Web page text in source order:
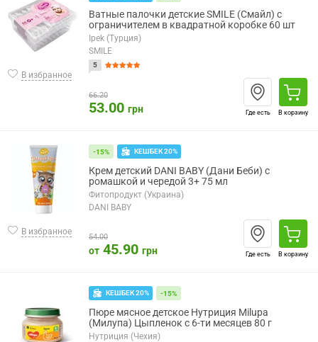
В избранное
Ватные палочки детские SMILE (Смайл) с
ограничителем в квадратной коробке 60 шт
Ipek (Турция)
SMILE
5
66.20
53.00 грн Где есть В корзину
В избранное
-15% КЕШБЕК 20%
Крем детский DANI BABY (Дани Беби) с
ромашкой и чередой 3+ 75 мл
Фитопродукт (Украина)
DANI BABY
54.00
от 45.90 грн Где есть В корзину
КЕШБЕК 20% -15%
Пюре мясное детское Нутриция Milupa
(Милупа) Цыпленок с 6-ти месяцев 80 г
Нутриция (Чехия)